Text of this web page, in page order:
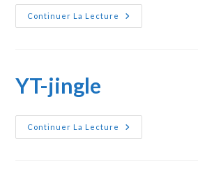
Continuer La Lecture
YT-
Degres
YT-jingle
Continuer La Lecture
YT-
Jingle